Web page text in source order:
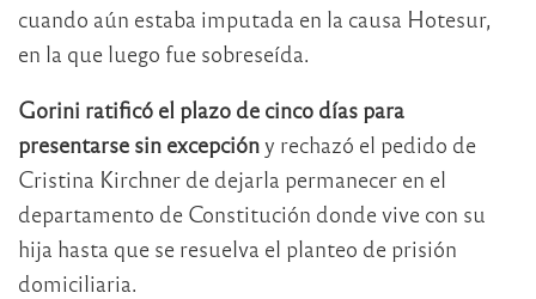
cuando aún estaba imputada en la causa Hotesur,
en la que luego fue sobreseída.
Gorini ratificó el plazo de cinco días para
presentarse sin excepcióny rechazó el pedido de
Cristina Kirchner de dejarla permanecer en el
departamento de Constitución donde vive con su
hija hasta que se resuelva el planteo de prisión
domiciliaria.